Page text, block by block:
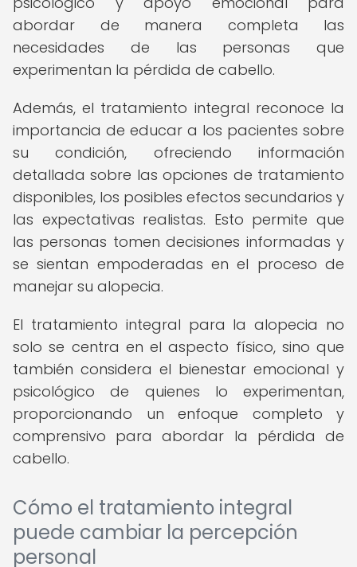
abordar de manera completa las
necesidades de las personas que
experimentan la pérdida de cabello.
Además, el tratamiento integral reconoce la
importancia de educar a los pacientes sobre
su condición, ofreciendo información
detallada sobre las opciones de tratamiento
disponibles, los posibles efectos secundarios y
las expectativas realistas. Esto permite que
las personas tomen decisiones informadas y
se sientan empoderadas en el proceso de
manejar su alopecia.
El tratamiento integral para la alopecia no
solo se centra en el aspecto físico, sino que
también considera el bienestar emocional y
psicológico de quienes lo experimentan,
proporcionando un enfoque completo y
comprensivo para abordar la pérdida de
cabello.
Cómo el tratamiento integral
puede cambiar la percepción
personal